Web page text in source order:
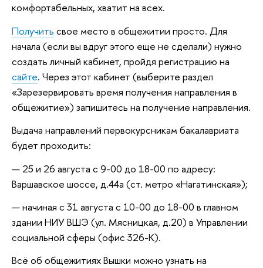
комфортабельных, хватит на всех.
Получить свое место в общежитии просто. Для
начала (если вы вдруг этого еще не сделали) нужно
создать личный кабинет, пройдя регистрацию на
сайте. Через этот кабинет (выберите раздел
«Зарезервировать время получения направления в
общежитие») запишитесь на получение направления.
Выдача направлений первокурсникам бакалавриата
будет проходить:
25 и 26 августа с 9-00 до 18-00 по адресу:
Варшавское шоссе, д.44а (ст. метро «Нагатинская»);
начиная с 31 августа с 10-00 до 18-00 в главном
здании НИУ ВШЭ (ул. Мясницкая, д.20) в Управлении
социальной сферы (офис 326-К).
Всё об общежитиях Вышки можно узнать на